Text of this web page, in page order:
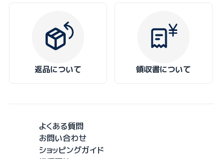
返品について 領収書について
よくある質問
お問い合わせ
ショッピングガイド